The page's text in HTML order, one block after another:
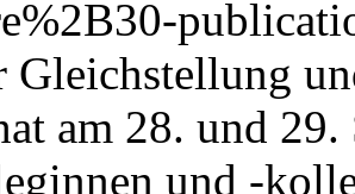
am 28. und
und -